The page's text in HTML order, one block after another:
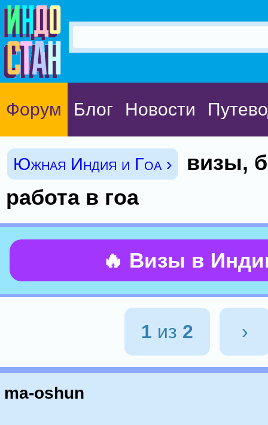
Форум Блог Новости
Южная Индия и Гоа ›
визы,
работа в гоа
🔥 Визы в
1 из 2 ›
ma-oshun